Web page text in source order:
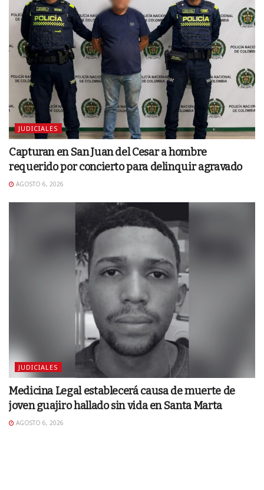
JUDICIALES
Capturan en San Juan del Cesar a hombre
requerido por concierto para delinquir agravado
AGOSTO 6, 2026
JUDICIALES
Medicina Legal establecerá causa de muerte de
joven guajiro hallado sin vida en Santa Marta
AGOSTO 6, 2026